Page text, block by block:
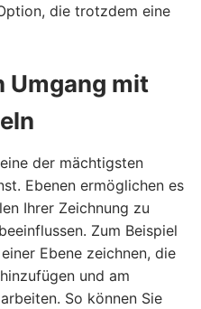
die trotzdem eine
Umgang mit
der mächtigsten
Ebenen ermöglichen es
Ihrer Zeichnung zu
Zum Beispiel
Ebene zeichnen, die
und am
So können Sie